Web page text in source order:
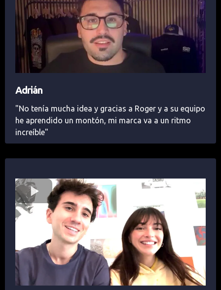
Adrián
"No tenía mucha idea y gracias a Roger y a su equipo
he aprendido un montón, mi marca va a un ritmo
increíble"